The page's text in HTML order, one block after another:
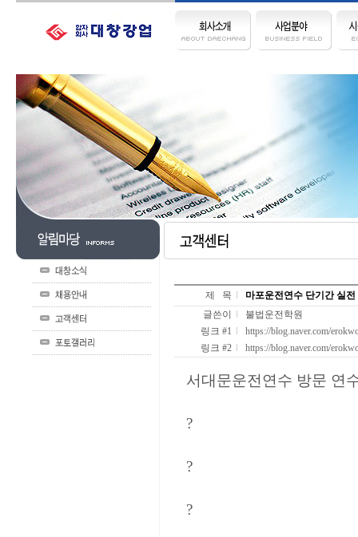
제 목
마포운전연수 단기간 실
글쓴이
불법운전학원
링크 #1
https://blog.naver.com/
링크 #2
https://blog.naver.com/
서대문운전연수 방문 연
?
?
?